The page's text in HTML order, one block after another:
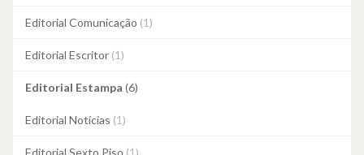
Editorial Comunicação (1)
Editorial Escritor (1)
Editorial Estampa (6)
Editorial Notícias (1)
Editorial Sexto Piso (1)